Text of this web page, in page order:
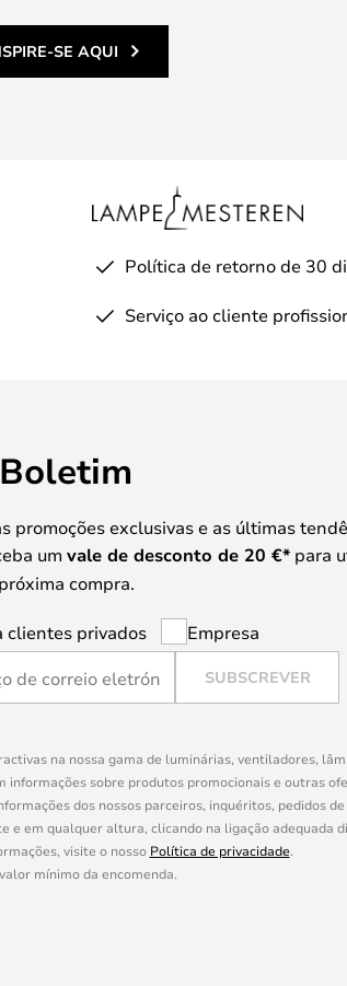
SE AQUI
Política de retorno de 30
Serviço ao cliente
Boletim
promoções exclusivas e as últimas
um vale de desconto de 20 €* para
próxima compra.
clientes privados Empresa
SUBSCREVER
na nossa gama de luminárias, ventiladores,
informações sobre produtos promocionais e outras
dos nossos parceiros, inquéritos, pedidos
e em qualquer altura, clicando na ligação adequada
visite o nosso Política de privacidade.
mínimo da encomenda.